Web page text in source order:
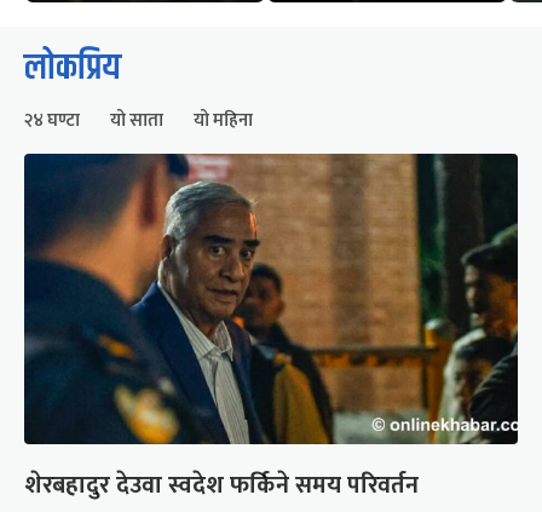
लोकप्रिय
२४ घण्टा यो साता यो महिना
शेरबहादुर देउवा स्वदेश फर्किने समय परिवर्तन